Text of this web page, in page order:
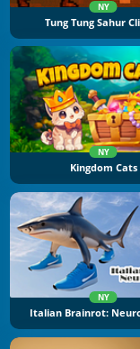
NY
Tung Tung Sahur
NY
Kingdom Cats
NY
Italian Brainrot: